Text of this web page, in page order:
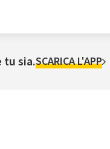
tu sia.SCARICA L'APP